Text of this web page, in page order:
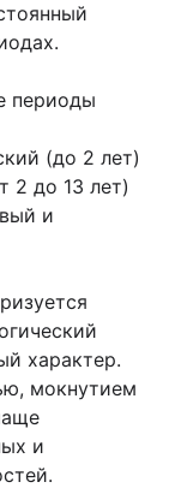
периоды
(до 2 лет)
2 до 13 лет)
и
характер.
мокнутием
и